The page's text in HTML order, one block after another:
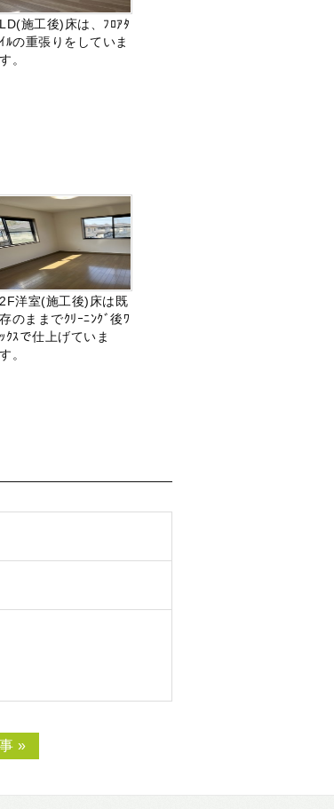
LD(施工後)床は、ﾌﾛｱﾀ
ｲﾙの重張りをしていま
す。
2F洋室(施工後)床は既
存のままでｸﾘｰﾆﾝｸﾞ後ﾜ
ｯｸｽで仕上げていま
す。
»